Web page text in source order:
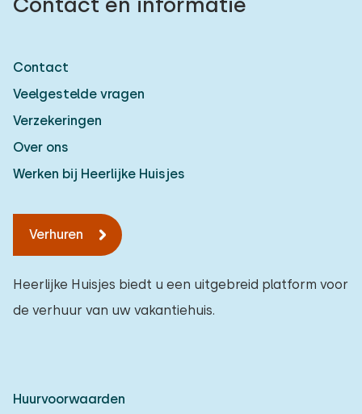
Contact
Veelgestelde vragen
Verzekeringen
Over ons
Werken bij Heerlijke Huisjes
Verhuren
Heerlijke Huisjes biedt u een uitgebreid platform voor
de verhuur van uw vakantiehuis.
Huurvoorwaarden